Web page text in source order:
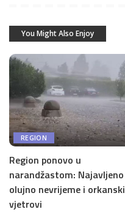
You Might Also Enjoy
REGION
Region ponovo u
narandžastom: Najavljeno
olujno nevrijeme i orkanski
vjetrovi